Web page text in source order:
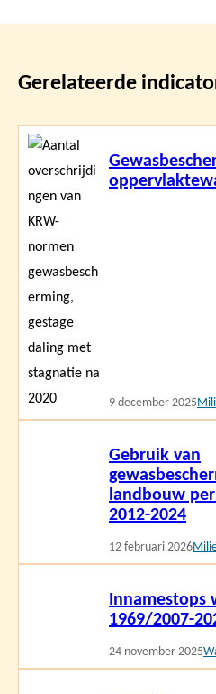
Gerelateerde
9 december 2025
Lees
Gebruik van
landbouw
2012-2024
12 februari 2026
1969/2007-
24 november 2025